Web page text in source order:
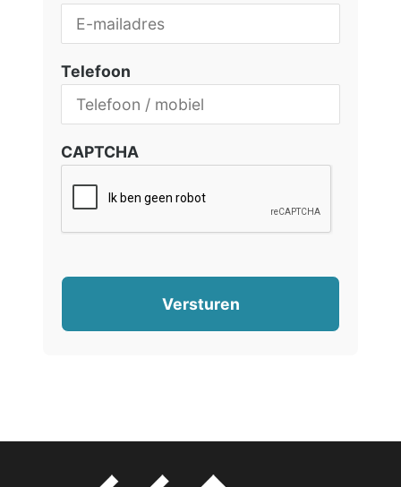
Telefoon
CAPTCHA